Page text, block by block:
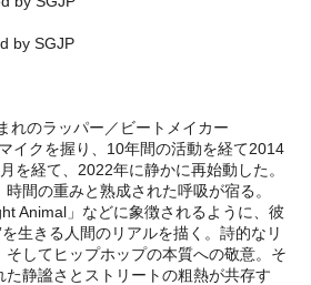
by SGJP
れのラッパー／ビートメイカー
イクを握り、10年間の活動を経て2014
を経て、2022年に静かに再始動した。
間の重みと熟成された呼吸が宿る。
Animal」などに象徴されるように、彼
生きる人間のリアルを描く。詩的なリ
そしてヒップホップの本質への敬意。そ
静謐さとストリートの粗熱が共存す